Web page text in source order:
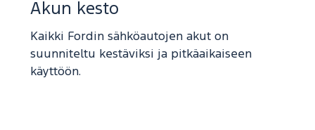
Akun kesto
Kaikki Fordin sähköautojen akut on
suunniteltu kestäviksi ja pitkäaikaiseen
käyttöön.